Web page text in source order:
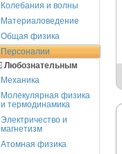
Колебания и волны
Материаловедение
Общая физика
Персоналии
Любознательным
Механика
Молекулярная физика
и термодинамика
Электричество и
магнетизм
Атомная физика